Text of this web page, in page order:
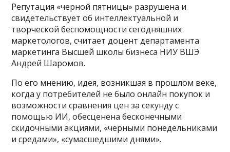
Репутация «черной пятницы» разрушена и
свидетельствует об интеллектуальной и
творческой беспомощности сегодняшних
маркетологов, считает доцент департамента
маркетинга Высшей школы бизнеса НИУ ВШЭ
Андрей Шаромов.
По его мнению, идея, возникшая в прошлом веке,
когда у потребителей не было онлайн покупок и
возможности сравнения цен за секунду с
помощью ИИ, обесценена бесконечными
скидочными акциями, «черными понедельниками
и средами», «сумасшедшими днями».